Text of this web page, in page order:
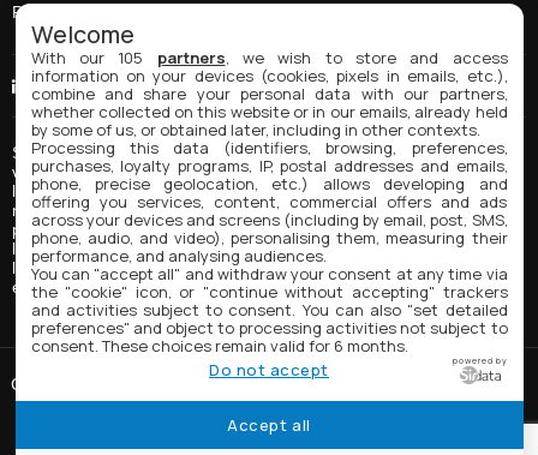
Plan du site
Linkedin
Spring Coating Systems est formulateur et fabricant d’encres,
vernis, colles, et peintures pour des applications industrielles et
l’impression d'emballages. Nos produits sont souvent formulés sur
mesure et adaptés à l’activité de nos clients. Les principaux
produits de Spring Coating pour l'impression d'emballage sont :
l’encre UV, l’encre pour contact alimentaire direct, les encres à
l'eau et des encres de spécialité comme des encres « grattables »,
etc.
Copyright © 2026 Spring Coating Systems. Tous droits réservés.
Welcome
With our 105 partners , we wish to store and access
information on your devices (cookies, pixels in emails, etc.),
combine and share your personal data with our partners,
whether collected on this website or in our emails, already held
by some of us, or obtained later, including in other contexts.
Processing this data (identifiers, browsing, preferences,
purchases, loyalty programs, IP, postal addresses and emails,
phone, precise geolocation, etc.) allows developing and
offering you services, content, commercial offers and ads
across your devices and screens (including by email, post, SMS,
phone, audio, and video), personalising them, measuring their
performance, and analysing audiences.
You can "accept all" and withdraw your consent at any time via
the "cookie" icon, or "continue without accepting" trackers
and activities subject to consent. You can also "set detailed
preferences" and object to processing activities not subject to
consent. These choices remain valid for 6 months.
Do not accept
powered by
Accept all